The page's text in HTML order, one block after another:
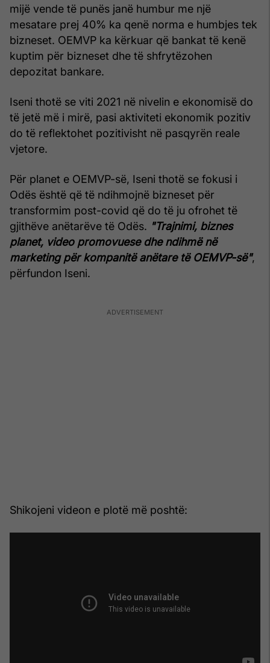
mijë vende të punës janë humbur me një
mesatare prej 40% ka qenë norma e humbjes tek
bizneset. OEMVP ka kërkuar që bankat të kenë
kuptim për bizneset dhe të shfrytëzohen
depozitat bankare.
Iseni thotë se viti 2021 në nivelin e ekonomisë do
të jetë më i mirë, pasi aktiviteti ekonomik pozitiv
do të reflektohet pozitivisht në pasqyrën reale
vjetore.
Për planet e OEMVP-së, Iseni thotë se fokusi i
Odës është që të ndihmojnë bizneset për
transformim post-covid që do të ju ofrohet të
gjithëve anëtarëve të Odës. "Trajnimi, biznes
planet, video promovuese dhe ndihmë në
marketing për kompanitë anëtare të OEMVP-së",
përfundon Iseni.
Shikojeni videon e plotë më poshtë: